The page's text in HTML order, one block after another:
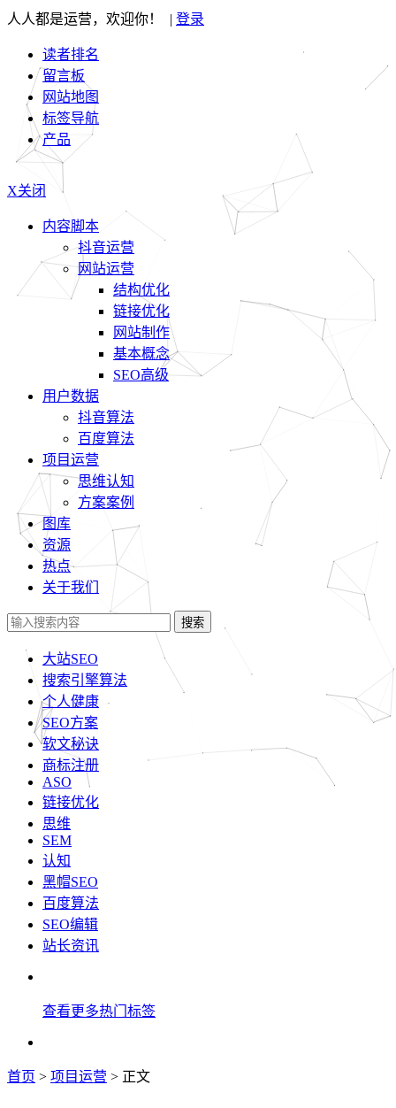
人人都是运营，欢迎你！ | 登录
读者排名
留言板
网站地图
标签导航
产品
X关闭
内容脚本
抖音运营
网站运营
结构优化
链接优化
网站制作
基本概念
SEO高级
用户数据
抖音算法
百度算法
项目运营
思维认知
方案案例
图库
资源
热点
关于我们
搜索
大站SEO
搜索引擎算法
个人健康
SEO方案
软文秘诀
商标注册
ASO
链接优化
思维
SEM
认知
黑帽SEO
百度算法
SEO编辑
站长资讯
查看更多热门标签
首页 > 项目运营 > 正文